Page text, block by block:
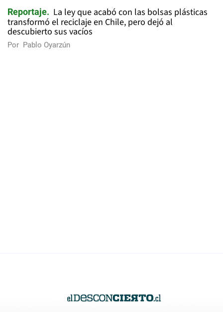
Reportaje
La ley que acabó con las bolsas plásticas
transformó el reciclaje en Chile, pero dejó al
descubierto sus vacíos
Por Pablo Oyarzún